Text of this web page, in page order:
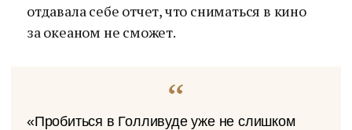
отдавала себе отчет, что сниматься в кино
за океаном не сможет.
«Пробиться в Голливуде уже не слишком